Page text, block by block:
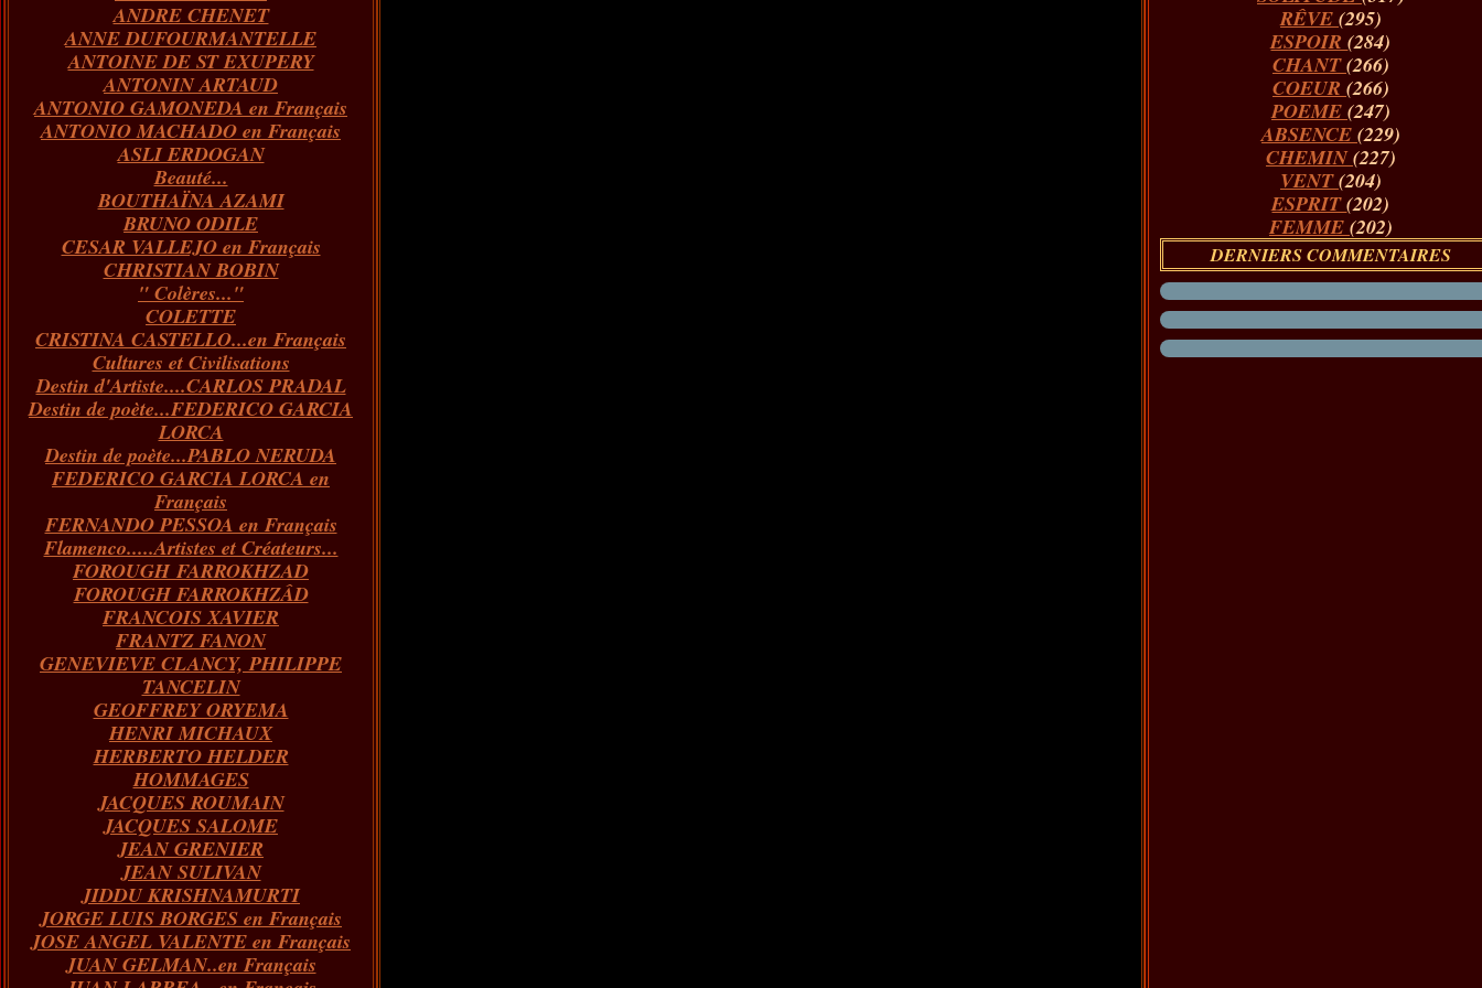
Janvier(60)
Février(68)
Janvier(86)
Mars(65)
Février(70)
Janvier(66)
Avril(76)
Mars(66)
Février(67)
Janvier(73)
Mai(82)
Avril(62)
Mars(66)
Février(55)
Janvier(43)
Juin(84)
Mai(89)
Avril(59)
Mars(73)
Février(54)
Janvier(51)
Juillet(72)
Juin(65)
Mai(97)
Avril(73)
Mars(100)
Février(146)
Janvier(124)
Août(40)
Juillet(31)
Juin(26)
ANDRE CHENET
ANNE DUFOURMANTELLE
ANTOINE DE ST EXUPERY
ANTONIN ARTAUD
ANTONIO GAMONEDA en Français
ANTONIO MACHADO en Français
ASLI ERDOGAN
Beauté...
BOUTHAÏNA AZAMI
BRUNO ODILE
CESAR VALLEJO en Français
CHRISTIAN BOBIN
" Colères..."
COLETTE
CRISTINA CASTELLO...en Français
Cultures et Civilisations
Destin d'Artiste....CARLOS PRADAL
Destin de poète...FEDERICO GARCIA
LORCA
Destin de poète...PABLO NERUDA
FEDERICO GARCIA LORCA en
Français
FERNANDO PESSOA en Français
Flamenco.....Artistes et Créateurs...
FOROUGH FARROKHZAD
FOROUGH FARROKHZÂD
FRANCOIS XAVIER
FRANTZ FANON
GENEVIEVE CLANCY, PHILIPPE
TANCELIN
GEOFFREY ORYEMA
HENRI MICHAUX
HERBERTO HELDER
HOMMAGES
JACQUES ROUMAIN
JACQUES SALOME
JEAN GRENIER
JEAN SULIVAN
JIDDU KRISHNAMURTI
JORGE LUIS BORGES en Français
JOSE ANGEL VALENTE en Français
JUAN GELMAN..en Français
RÊVE (295)
ESPOIR(284)
CHANT(266)
COEUR (266)
POEME (247)
ABSENCE (229)
CHEMIN(227)
VENT(204)
ESPRIT(202)
FEMME (202)
DERNIERS COMMENTAIRES